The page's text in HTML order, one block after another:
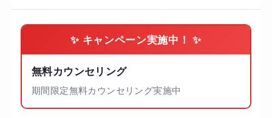
✨ キャンペーン実施中！ ✨
無料カウンセリング
期間限定無料カウンセリング実施中